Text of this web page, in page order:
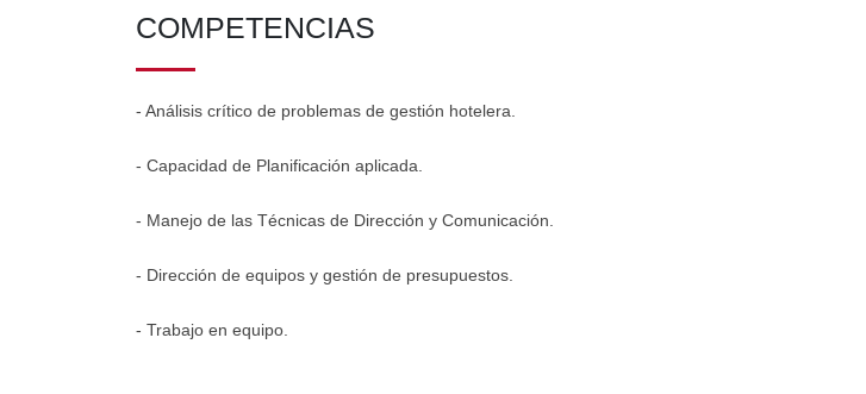
COMPETENCIAS
- Análisis crítico de problemas de gestión hotelera.
- Capacidad de Planificación aplicada.
- Manejo de las Técnicas de Dirección y Comunicación.
- Dirección de equipos y gestión de presupuestos.
- Trabajo en equipo.